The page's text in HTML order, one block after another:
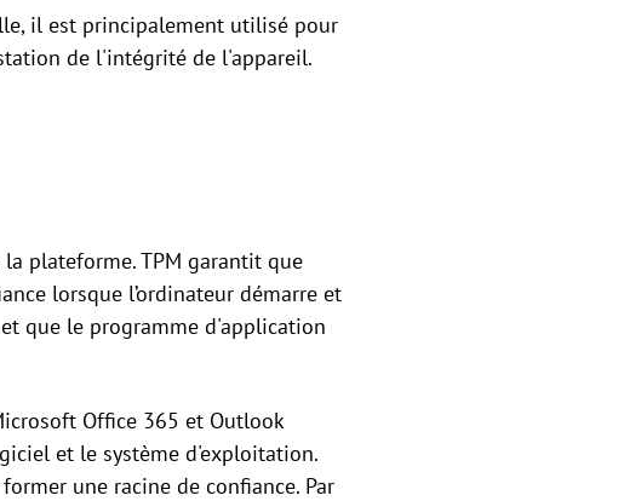
il est principalement utilisé pour
de l'intégrité de l'appareil.
plateforme. TPM garantit que
lorsque l’ordinateur démarre et
que le programme d'application
Office 365 et Outlook
et le système d'exploitation.
une racine de confiance. Par